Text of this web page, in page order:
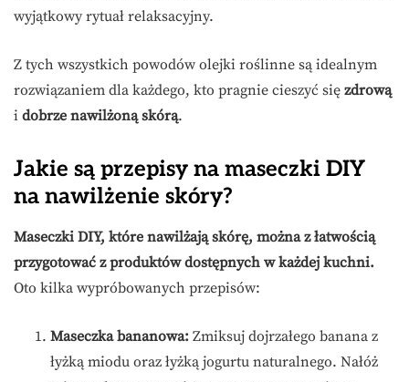
wyjątkowy rytuał relaksacyjny.
Z tych wszystkich powodów olejki roślinne są idealnym
rozwiązaniem dla każdego, kto pragnie cieszyć się zdrową
i dobrze nawilżoną skórą.
Jakie są przepisy na maseczki DIY
na nawilżenie skóry?
Maseczki DIY, które nawilżają skórę, można z łatwością
przygotować z produktów dostępnych w każdej kuchni.
Oto kilka wypróbowanych przepisów:
Maseczka bananowa: Zmiksuj dojrzałego banana z
łyżką miodu oraz łyżką jogurtu naturalnego. Nałóż